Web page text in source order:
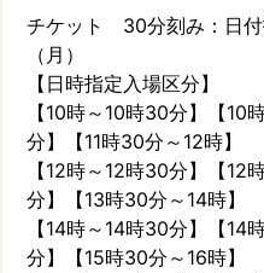
チケット　30分刻み：日
（月）
【日時指定入場区分】
【10時～10時30分】【10
分】【11時30分～12時】
【12時～12時30分】【12
分】【13時30分～14時】
【14時～14時30分】【14
分】【15時30分～16時】